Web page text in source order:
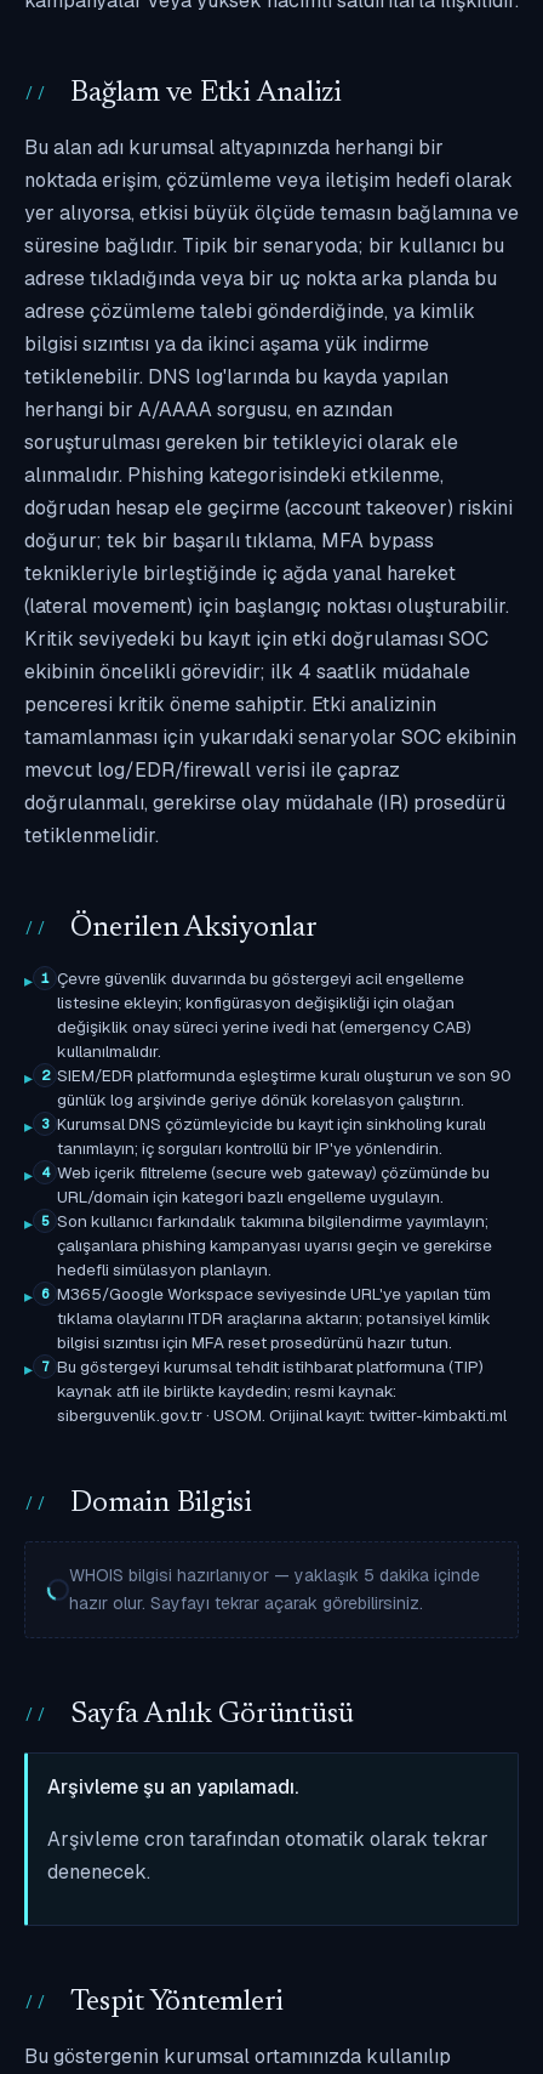
Bağlam ve Etki Analizi
Bu alan adı kurumsal altyapınızda herhangi bir
noktada erişim, çözümleme veya iletişim hedefi olarak
yer alıyorsa, etkisi büyük ölçüde temasın bağlamına ve
süresine bağlıdır. Tipik bir senaryoda; bir kullanıcı bu
adrese tıkladığında veya bir uç nokta arka planda bu
adrese çözümleme talebi gönderdiğinde, ya kimlik
bilgisi sızıntısı ya da ikinci aşama yük indirme
tetiklenebilir. DNS log'larında bu kayda yapılan
herhangi bir A/AAAA sorgusu, en azından
soruşturulması gereken bir tetikleyici olarak ele
alınmalıdır. Phishing kategorisindeki etkilenme,
doğrudan hesap ele geçirme (account takeover) riskini
doğurur; tek bir başarılı tıklama, MFA bypass
teknikleriyle birleştiğinde iç ağda yanal hareket
(lateral movement) için başlangıç noktası oluşturabilir.
Kritik seviyedeki bu kayıt için etki doğrulaması SOC
ekibinin öncelikli görevidir; ilk 4 saatlik müdahale
penceresi kritik öneme sahiptir. Etki analizinin
tamamlanması için yukarıdaki senaryolar SOC ekibinin
mevcut log/EDR/firewall verisi ile çapraz
doğrulanmalı, gerekirse olay müdahale (IR) prosedürü
tetiklenmelidir.
Önerilen Aksiyonlar
1 Çevre güvenlik duvarında bu göstergeyi acil engelleme
listesine ekleyin; konfigürasyon değişikliği için olağan
değişiklik onay süreci yerine ivedi hat (emergency CAB)
kullanılmalıdır.
2 SIEM/EDR platformunda eşleştirme kuralı oluşturun ve son 90
günlük log arşivinde geriye dönük korelasyon çalıştırın.
3 Kurumsal DNS çözümleyicide bu kayıt için sinkholing kuralı
tanımlayın; iç sorguları kontrollü bir IP'ye yönlendirin.
4 Web içerik filtreleme (secure web gateway) çözümünde bu
URL/domain için kategori bazlı engelleme uygulayın.
5 Son kullanıcı farkındalık takımına bilgilendirme yayımlayın;
çalışanlara phishing kampanyası uyarısı geçin ve gerekirse
hedefli simülasyon planlayın.
6 M365/Google Workspace seviyesinde URL'ye yapılan tüm
tıklama olaylarını ITDR araçlarına aktarın; potansiyel kimlik
bilgisi sızıntısı için MFA reset prosedürünü hazır tutun.
7 Bu göstergeyi kurumsal tehdit istihbarat platformuna (TIP)
kaynak atfı ile birlikte kaydedin; resmi kaynak:
siberguvenlik.gov.tr · USOM. Orijinal kayıt: twitter-kimbakti.ml
Domain Bilgisi
WHOIS bilgisi hazırlanıyor — yaklaşık 5 dakika içinde
hazır olur. Sayfayı tekrar açarak görebilirsiniz.
Sayfa Anlık Görüntüsü
Arşivleme şu an yapılamadı.
Arşivleme cron tarafından otomatik olarak tekrar
denenecek.
Tespit Yöntemleri
Bu göstergenin kurumsal ortamınızda kullanılıp